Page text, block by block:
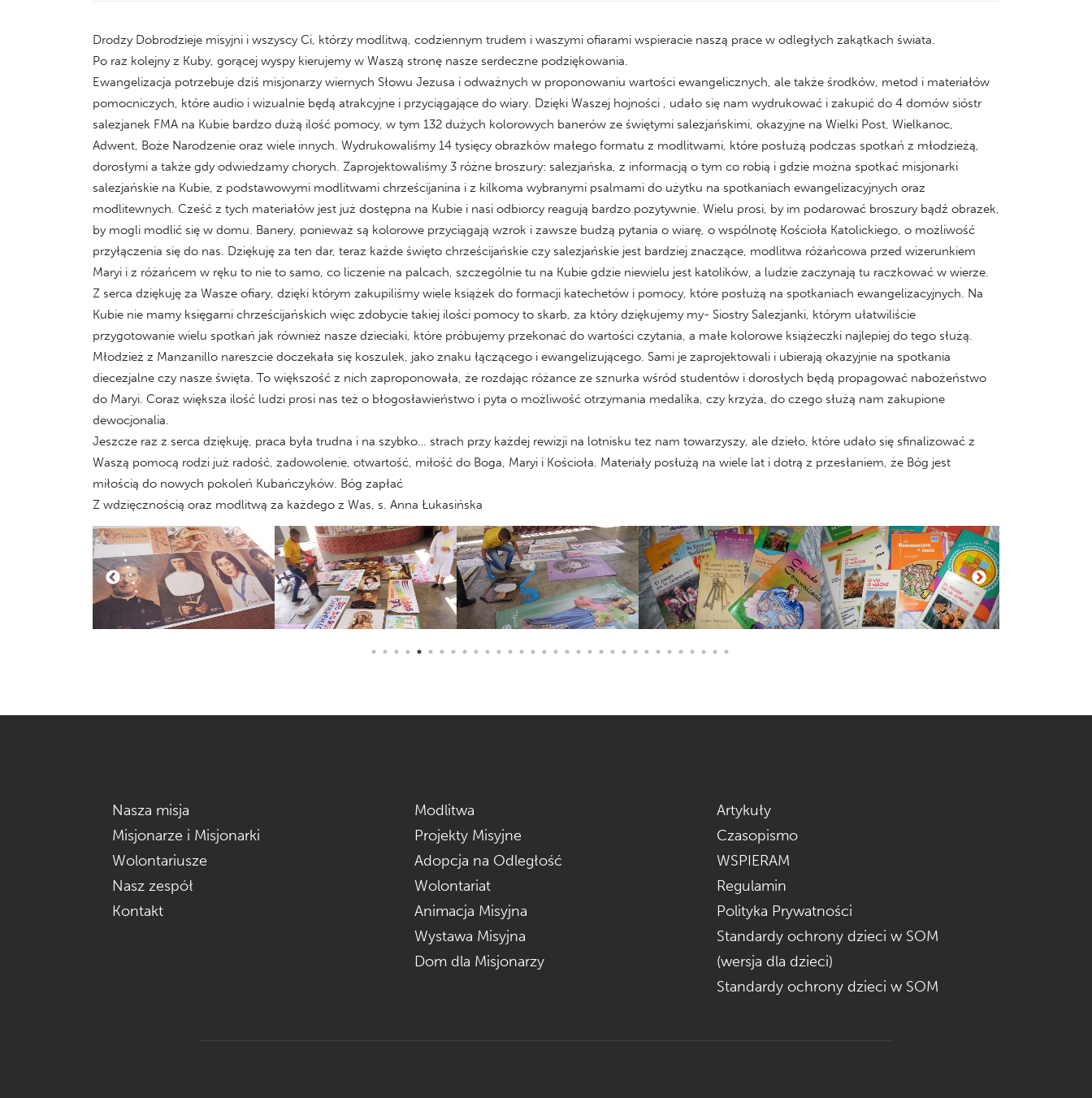
Drodzy Dobrodzieje misyjni i wszyscy Ci, którzy modlitwą, codziennym trudem i waszymi ofiarami wspieracie naszą prace w odległych zakątkach świata.
Po raz kolejny z Kuby, gorącej wyspy kierujemy w Waszą stronę nasze serdeczne podziękowania.
Ewangelizacja potrzebuje dziś misjonarzy wiernych Słowu Jezusa i odważnych w proponowaniu wartości ewangelicznych, ale także środków, metod i materiałów
pomocniczych, które audio i wizualnie będą atrakcyjne i przyciągające do wiary. Dzięki Waszej hojności , udało się nam wydrukować i zakupić do 4 domów sióstr
salezjanek FMA na Kubie bardzo dużą ilość pomocy, w tym 132 dużych kolorowych banerów ze świętymi salezjańskimi, okazyjne na Wielki Post, Wielkanoc,
Adwent, Boże Narodzenie oraz wiele innych. Wydrukowaliśmy 14 tysięcy obrazków małego formatu z modlitwami, które posłużą podczas spotkań z młodzieżą,
dorosłymi a także gdy odwiedzamy chorych. Zaprojektowaliśmy 3 różne broszury: salezjańska, z informacją o tym co robią i gdzie można spotkać misjonarki
salezjańskie na Kubie, z podstawowymi modlitwami chrześcijanina i z kilkoma wybranymi psalmami do użytku na spotkaniach ewangelizacyjnych oraz
modlitewnych. Cześć z tych materiałów jest już dostępna na Kubie i nasi odbiorcy reagują bardzo pozytywnie. Wielu prosi, by im podarować broszury bądź obrazek,
by mogli modlić się w domu. Banery, ponieważ są kolorowe przyciągają wzrok i zawsze budzą pytania o wiarę, o wspólnotę Kościoła Katolickiego, o możliwość
przyłączenia się do nas. Dziękuję za ten dar, teraz każde święto chrześcijańskie czy salezjańskie jest bardziej znaczące, modlitwa różańcowa przed wizerunkiem
Maryi i z różańcem w ręku to nie to samo, co liczenie na palcach, szczególnie tu na Kubie gdzie niewielu jest katolików, a ludzie zaczynają tu raczkować w wierze.
Z serca dziękuję za Wasze ofiary, dzięki którym zakupiliśmy wiele książek do formacji katechetów i pomocy, które posłużą na spotkaniach ewangelizacyjnych. Na
Kubie nie mamy księgarni chrześcijańskich więc zdobycie takiej ilości pomocy to skarb, za który dziękujemy my- Siostry Salezjanki, którym ułatwiliście
przygotowanie wielu spotkań jak również nasze dzieciaki, które próbujemy przekonać do wartości czytania, a małe kolorowe książeczki najlepiej do tego służą.
Młodzież z Manzanillo nareszcie doczekała się koszulek, jako znaku łączącego i ewangelizującego. Sami je zaprojektowali i ubierają okazyjnie na spotkania
diecezjalne czy nasze święta. To większość z nich zaproponowała, że rozdając różance ze sznurka wśród studentów i dorosłych będą propagować nabożeństwo
do Maryi. Coraz większa ilość ludzi prosi nas też o błogosławieństwo i pyta o możliwość otrzymania medalika, czy krzyża, do czego służą nam zakupione
dewocjonalia.
Jeszcze raz z serca dziękuję, praca była trudna i na szybko… strach przy każdej rewizji na lotnisku tez nam towarzyszy, ale dzieło, które udało się sfinalizować z
Waszą pomocą rodzi już radość, zadowolenie, otwartość, miłość do Boga, Maryi i Kościoła. Materiały posłużą na wiele lat i dotrą z przesłaniem, że Bóg jest
miłością do nowych pokoleń Kubańczyków. Bóg zapłać
Z wdzięcznością oraz modlitwą za każdego z Was, s. Anna Łukasińska
Nasza misja
Misjonarze i Misjonarki
Wolontariusze
Nasz zespół
Kontakt
Modlitwa
Projekty Misyjne
Adopcja na Odległość
Wolontariat
Animacja Misyjna
Wystawa Misyjna
Dom dla Misjonarzy
Artykuły
Czasopismo
WSPIERAM
Regulamin
Polityka Prywatności
Standardy ochrony dzieci w SOM
(wersja dla dzieci)
Standardy ochrony dzieci w SOM